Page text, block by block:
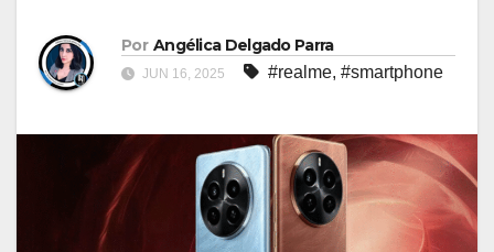
Por Angélica Delgado Parra
JUN 16, 2025 #realme, #smartphone